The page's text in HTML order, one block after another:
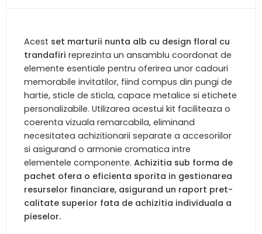
Acest set marturii nunta alb cu design floral cu
trandafiri reprezinta un ansamblu coordonat de
elemente esentiale pentru oferirea unor cadouri
memorabile invitatilor, fiind compus din pungi de
hartie, sticle de sticla, capace metalice si etichete
personalizabile. Utilizarea acestui kit faciliteaza o
coerenta vizuala remarcabila, eliminand
necesitatea achizitionarii separate a accesoriilor
si asigurand o armonie cromatica intre
elementele componente. Achizitia sub forma de
pachet ofera o eficienta sporita in gestionarea
resurselor financiare, asigurand un raport pret-
calitate superior fata de achizitia individuala a
pieselor.